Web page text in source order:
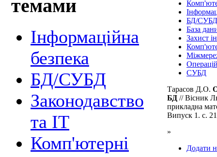
темами
Інформаційна
безпека
БД/СУБД
Законодавство
та ІТ
Комп'ютерні
БД/СУБД
База
Захист
СУБД
Тарасов Д.О.
БД // Вісник
прикладна
Випуск 1. с.
»
Додати